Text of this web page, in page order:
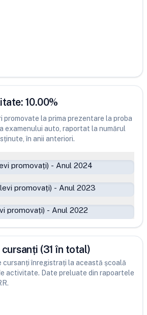
10.00%
promovate la prima prezentare la proba
examenului auto, raportat la numărul
în anii anteriori.
promovați) - Anul 2024
promovați) - Anul 2023
promovați) - Anul 2022
(31 în total)
cursanți înregistrați la această școală
activitate. Date preluate din rapoartele